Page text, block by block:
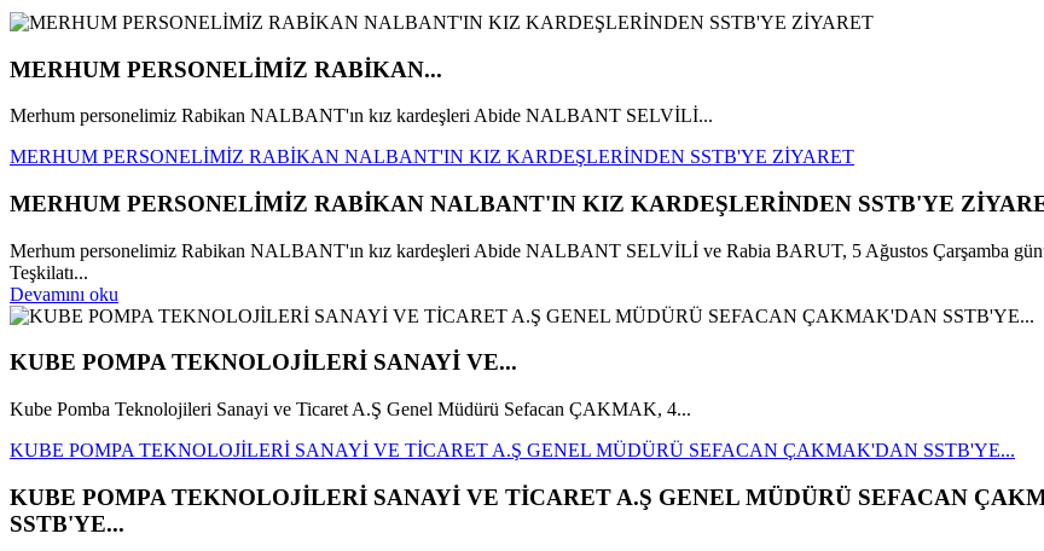
MERHUM PERSONELİMİZ RABİKAN...
Merhum personelimiz Rabikan NALBANT'ın kız kardeşleri Abide NALBANT SELVİLİ...
MERHUM PERSONELİMİZ RABİKAN NALBANT'IN KIZ KARDEŞLERİNDEN SSTB'YE ZİYARET
MERHUM PERSONELİMİZ RABİKAN NALBANT'IN KIZ KARDEŞLERİNDEN SSTB'YE
Merhum personelimiz Rabikan NALBANT'ın kız kardeşleri Abide NALBANT SELVİLİ ve Rabia BARUT, 5 Ağustos Çarşamba
Teşkilatı...
Devamını oku
KUBE POMPA TEKNOLOJİLERİ SANAYİ VE...
Kube Pomba Teknolojileri Sanayi ve Ticaret A.Ş Genel Müdürü Sefacan ÇAKMAK, 4...
KUBE POMPA TEKNOLOJİLERİ SANAYİ VE TİCARET A.Ş GENEL MÜDÜRÜ SEFACAN ÇAKMAK'DAN SSTB'YE...
KUBE POMPA TEKNOLOJİLERİ SANAYİ VE TİCARET A.Ş GENEL MÜDÜRÜ SEFACAN
SSTB'YE...